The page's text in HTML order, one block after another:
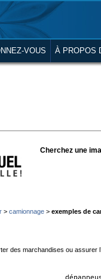
VOUS À PROPOS
Cherchez une
> camionnage > exemples de
des marchandises ou assurer